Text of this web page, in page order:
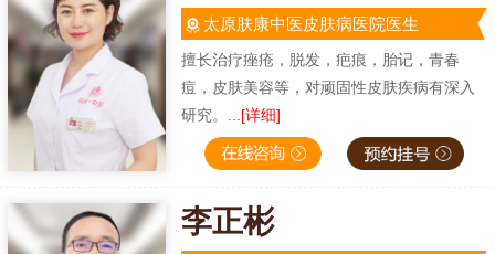
太原肤康中医皮肤病医院医生
擅长治疗痤疮，脱发，疤痕，胎记，青春
痘，皮肤美容等，对顽固性皮肤疾病有深入
研究。... [详细]
李正彬